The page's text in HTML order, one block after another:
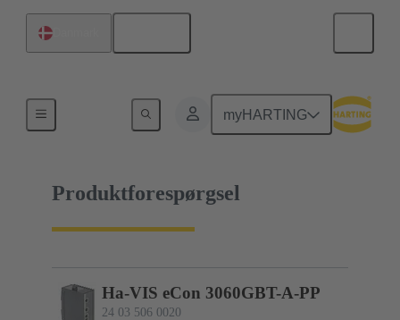
myHARTING
24 03 506 0020
Produktforespørgsel
Ha-VIS eCon 3060GBT-A-PP
24 03 506 0020